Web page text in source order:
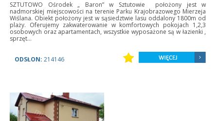
SZTUTOWO Ośrodek „ Baron” w Sztutowie położony jest w
nadmorskiej miejscowości na terenie Parku Krajobrazowego Mierzeja
Wiślana. Obiekt położony jest w sąsiedztwie lasu oddalony 1800m od
plaży. Oferujemy zakwaterowanie w komfortowych pokojach 1,2,3
osobowych oraz apartamentach, wszystkie wyposażone są w łazienki ,
sprzęt...
ODSŁON: 214146